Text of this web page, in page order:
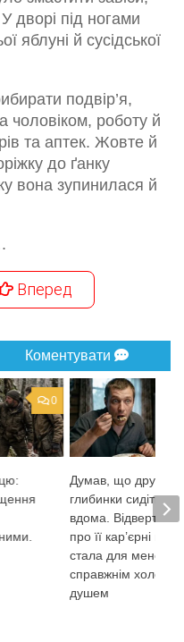
дворі під ногами
яблуні й сусідської
подвір’я,
чоловіком, роботу й
та аптек. Жовте й
до ґанку
вона зупинилася й
Вперед
Коментувати
0
Думав, що
глибинки сидітиме
вдома. Відверта
про її кар’єрні
стала для мене
справжнім
душем